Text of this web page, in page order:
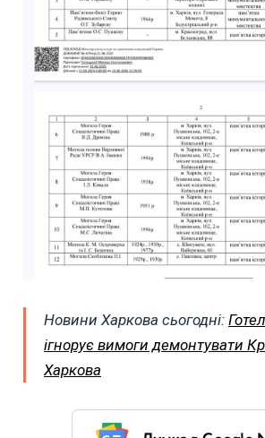
Новини Харкова сьогодні:
ігнорує вимоги демонтувати
Харкова